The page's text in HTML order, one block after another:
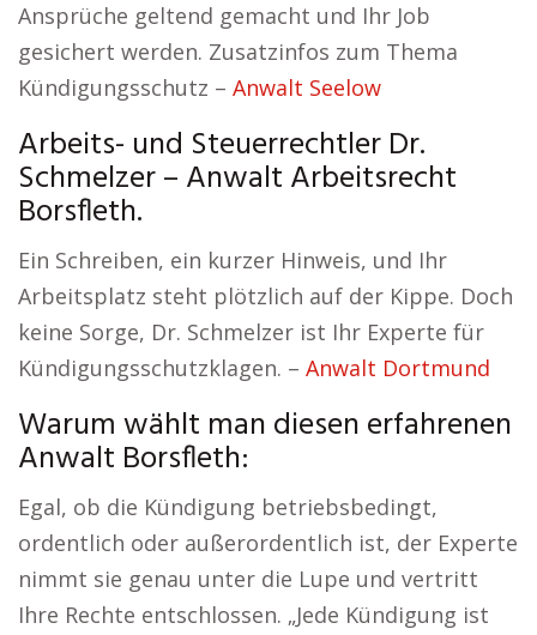
Ansprüche geltend gemacht und Ihr Job
gesichert werden. Zusatzinfos zum Thema
Kündigungsschutz – Anwalt Seelow
Arbeits- und Steuerrechtler Dr.
Schmelzer – Anwalt Arbeitsrecht
Borsfleth.
Ein Schreiben, ein kurzer Hinweis, und Ihr
Arbeitsplatz steht plötzlich auf der Kippe. Doch
keine Sorge, Dr. Schmelzer ist Ihr Experte für
Kündigungsschutzklagen. – Anwalt Dortmund
Warum wählt man diesen erfahrenen
Anwalt Borsfleth:
Egal, ob die Kündigung betriebsbedingt,
ordentlich oder außerordentlich ist, der Experte
nimmt sie genau unter die Lupe und vertritt
Ihre Rechte entschlossen. „Jede Kündigung ist